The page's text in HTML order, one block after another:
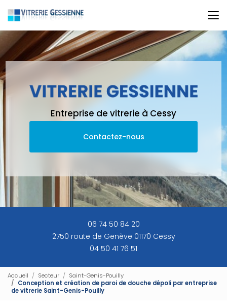
au
contenu
principal
Entreprise de vitrerie à Cessy
Contactez-nous
06 74 50 84 20
2750 route de Genève 01170 Cessy
04 50 41 76 51
Accueil Secteur
Saint-Genis-Pouilly
Conception et création de paroi de douche dépoli par entreprise
de vitrerie Saint-Genis-Pouilly